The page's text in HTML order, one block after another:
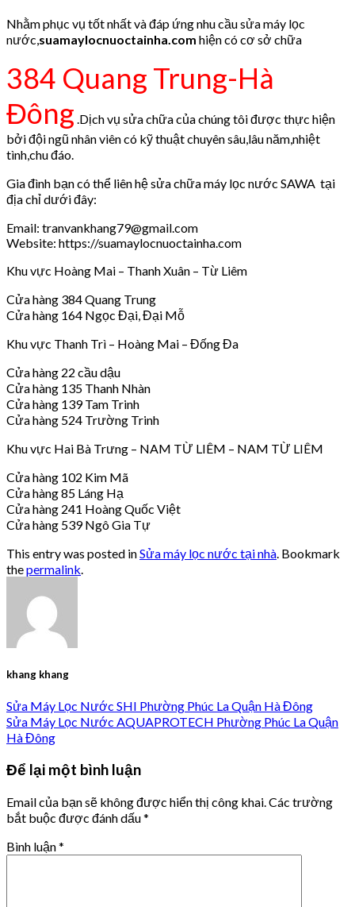
Nhằm phục vụ tốt nhất và đáp ứng nhu cầu sửa máy lọc
nước, suamaylocnuoctainha.com hiện có cơ sở chữa
384 Quang Trung-Hà
Đông .Dịch vụ sửa chữa của chúng tôi được thực hiện
bởi đội ngũ nhân viên có kỹ thuật chuyên sâu,lâu năm,nhiệt
tình,chu đáo.
Gia đình bạn có thể liên hệ sửa chữa máy lọc nước SAWA tại
địa chỉ dưới đây:
Email: tranvankhang79@gmail.com
Website: https://suamaylocnuoctainha.com
Khu vực Hoàng Mai – Thanh Xuân – Từ Liêm
Cửa hàng 384 Quang Trung
Cửa hàng 164 Ngọc Đại, Đại Mỗ
Khu vực Thanh Trì – Hoàng Mai – Đống Đa
Cửa hàng 22 cầu dậu
Cửa hàng 135 Thanh Nhàn
Cửa hàng 139 Tam Trinh
Cửa hàng 524 Trường Trinh
Khu vực Hai Bà Trưng – NAM TỪ LIÊM – NAM TỪ LIÊM
Cửa hàng 102 Kim Mã
Cửa hàng 85 Láng Hạ
Cửa hàng 241 Hoàng Quốc Việt
Cửa hàng 539 Ngô Gia Tự
This entry was posted inSửa máy lọc nước tại nhà . Bookmark
thepermalink
khang khang
Sửa Máy Lọc Nước SHI Phường Phúc La Quận Hà Đông
Sửa Máy Lọc Nước AQUAPROTECH Phường Phúc La Quận
Hà Đông
Để lại một bình luận
Email của bạn sẽ không được hiển thị công khai. Các trường
bắt buộc được đánh dấu*
Bình luận*